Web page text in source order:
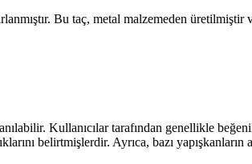
Bu taç, metal malzemeden
Kullanıcılar tarafından genellikle
belirtmişlerdir. Ayrıca, bazı yapışkanların